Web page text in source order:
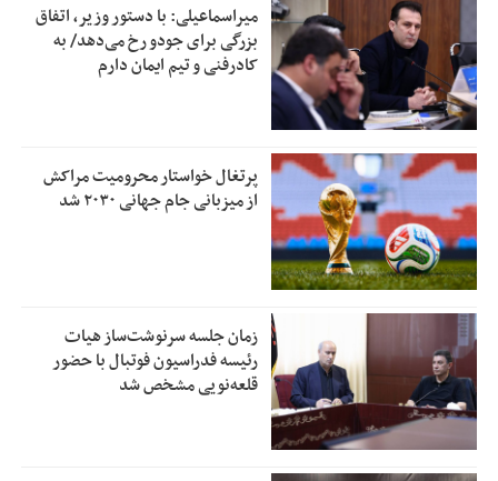
میراسماعیلی: با دستور وزیر، اتفاق
بزرگی برای جودو رخ می‌دهد/ به
کادرفنی و تیم ایمان دارم
پرتغال خواستار محرومیت مراکش
از میزبانی جام جهانی ۲۰۳۰ شد
زمان جلسه سرنوشت‌ساز هیات
رئیسه فدراسیون فوتبال با حضور
قلعه‌نویی مشخص شد